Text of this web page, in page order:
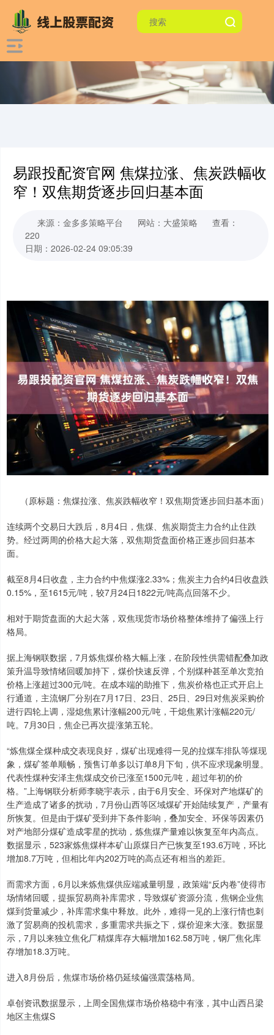
易跟投配资官网 焦煤拉涨、焦炭跌幅收
窄！双焦期货逐步回归基本面
来源：金多多策略平台 网站：大盛策略
查看：
220
日期：2026-02-24 09:05:39
（原标题：焦煤拉涨、焦炭跌幅收窄！双焦期货逐步回归基本面）
连续两个交易日大跌后，8月4日，焦煤、焦炭期货主力合约止住跌
势。经过两周的价格大起大落，双焦期货盘面价格正逐步回归基本
面。
截至8月4日收盘，主力合约中焦煤涨2.33%；焦炭主力合约4日收盘跌
0.15%，至1615元/吨，较7月24日1822元/吨高点回落不少。
相对于期货盘面的大起大落，双焦现货市场价格整体维持了偏强上行
格局。
据上海钢联数据，7月炼焦煤价格大幅上涨，在阶段性供需错配叠加政
策升温导致情绪回暖加持下，煤价快速反弹，个别煤种甚至单次竞拍
价格上涨超过300元/吨。在成本端的助推下，焦炭价格也正式开启上
行通道，主流钢厂分别在7月17日、23日、25日、29日对焦炭采购价
进行四轮上调，湿熄焦累计涨幅200元/吨，干熄焦累计涨幅220元/
吨。7月30日，焦企已再次提涨第五轮。
“炼焦煤全煤种成交表现良好，煤矿出现难得一见的拉煤车排队等煤现
象，煤矿签单顺畅，预售订单多以订单8月下旬，供不应求现象明显。
代表性煤种安泽主焦煤成交价已涨至1500元/吨，超过年初的价
格。”上海钢联分析师李晓宇表示，由于6月安全、环保对产地煤矿的
生产造成了诸多的扰动，7月份山西等区域煤矿开始陆续复产，产量有
所恢复。但是由于煤矿受到井下条件影响，叠加安全、环保等因素仍
对产地部分煤矿造成零星的扰动，炼焦煤产量难以恢复至年内高点。
数据显示，523家炼焦煤样本矿山原煤日产已恢复至193.6万吨，环比
增加8.7万吨，但相比年内202万吨的高点还有相当的差距。
而需求方面，6月以来炼焦煤供应端减量明显，政策端“反内卷”使得市
场情绪回暖，提振贸易商补库需求，导致煤矿资源分流，焦钢企业焦
煤到货量减少，补库需求集中释放。此外，难得一见的上涨行情也刺
激了贸易商的投机需求，多重需求共振之下，煤价迎来大涨。数据显
示，7月以来独立焦化厂精煤库存大幅增加162.58万吨，钢厂焦化库
存增加18.3万吨。
进入8月份后，焦煤市场价格仍延续偏强震荡格局。
卓创资讯数据显示，上周全国焦煤市场价格稳中有涨，其中山西吕梁
地区主焦煤S